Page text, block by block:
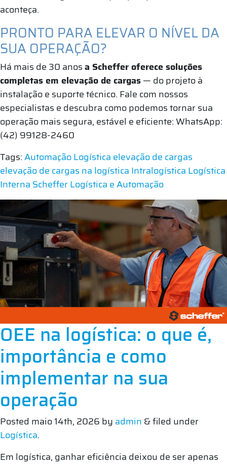
aconteça.
PRONTO PARA ELEVAR O NÍVEL DA
SUA OPERAÇÃO?
Há mais de 30 anosa Scheffer oferece soluções
completas em elevação de cargas— do projeto à
instalação e suporte técnico. Fale com nossos
especialistas e descubra como podemos tornar sua
operação mais segura, estável e eficiente: WhatsApp:
(42) 99128-2460
Tags:Automação Logística elevação de cargas
elevação de cargas na logística Intralogística Logística
Interna Scheffer Logística e Automação
OEE na logística: o que é,
importância e como
implementar na sua
operação
Posted maio 14th, 2026 by admin &filed under
Logística.
Em logística, ganhar eficiência deixou de ser apenas